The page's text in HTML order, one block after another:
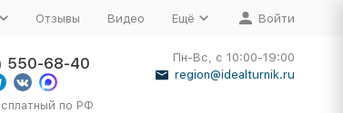
Отзывы Видео Ещё Войти
550-68-40
по РФ
Пн-Вс, с 10:00-19:00
region@idealturnik.ru